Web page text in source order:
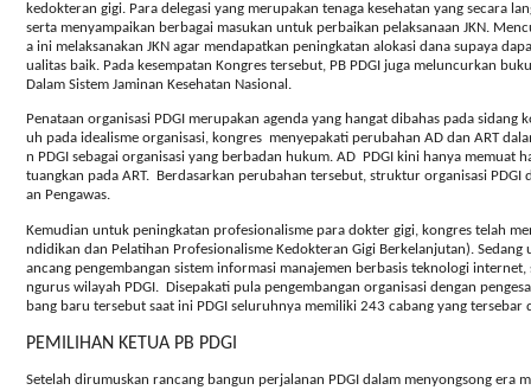
kedokteran gigi. Para delegasi yang merupakan tenaga kesehatan yang secara
serta menyampaikan berbagai masukan untuk perbaikan pelaksanaan JKN.
a ini melaksanakan JKN agar mendapatkan peningkatan alokasi dana supaya
ualitas baik. Pada kesempatan Kongres tersebut, PB PDGI juga meluncurkan
Dalam Sistem Jaminan Kesehatan Nasional.
Penataan organisasi PDGI merupakan agenda yang hangat dibahas pada
uh pada idealisme organisasi, kongres menyepakati perubahan AD dan ART
n PDGI sebagai organisasi yang berbadan hukum. AD
PDGI kini hanya memuat
tuangkan pada ART.
Berdasarkan perubahan tersebut, struktur organisasi PDGI
an Pengawas.
Kemudian untuk peningkatan profesionalisme para dokter gigi, kongres telah
ndidikan dan Pelatihan Profesionalisme Kedokteran Gigi Berkelanjutan).
ancang pengembangan sistem informasi manajemen berbasis teknologi
ngurus wilayah PDGI. Disepakati pula pengembangan organisasi dengan
bang baru tersebut saat ini PDGI seluruhnya memiliki 243 cabang yang tersebar
PEMILIHAN KETUA PB PDGI
Setelah dirumuskan rancang bangun perjalanan PDGI dalam menyongsong era